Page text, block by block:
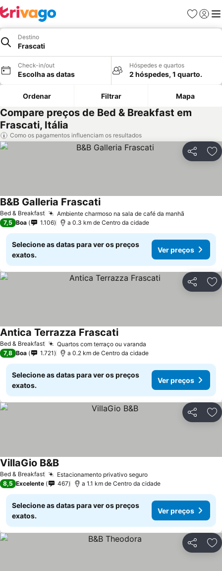
Favoritos
Iniciar
Destino
Frascati
Check-in/out
Escolha as datas
Hóspedes e quartos
2 hóspedes, 1 quarto.
Ordenar Filtrar Mapa
Compare preços de Bed & Breakfast em
Frascati, Itália
Como os pagamentos influenciam os resultados
Partilhar
Bed & Breakfast Ambiente charmoso na sala de café da manhã
B&B Galleria FrascatiVer preços
7,5 Boa 1.106 a 0.3 km de Centro da cidade
Selecione as datas para ver os preços
exatos.
Ver preços
Partilhar
Bed & Breakfast Quartos com terraço ou varanda
Antica Terrazza FrascatiVer preços
7,8 Boa 1.721 a 0.2 km de Centro da cidade
Selecione as datas para ver os preços
exatos.
Ver preços
Partilhar
Bed & Breakfast Estacionamento privativo seguroVer preços
VillaGio B&BVer preços
8,5 Excelente 467 a 1.1 km de Centro da cidade
Selecione as datas para ver os preços
exatos.
Ver preços
Partilhar